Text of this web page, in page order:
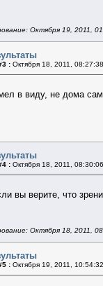
Октября 19, 2011,
: Октября 18, 2011,
в виду, не дома
: Октября 18, 2011,
вы верите, что
Октября 18, 2011,
: Октября 19, 2011,